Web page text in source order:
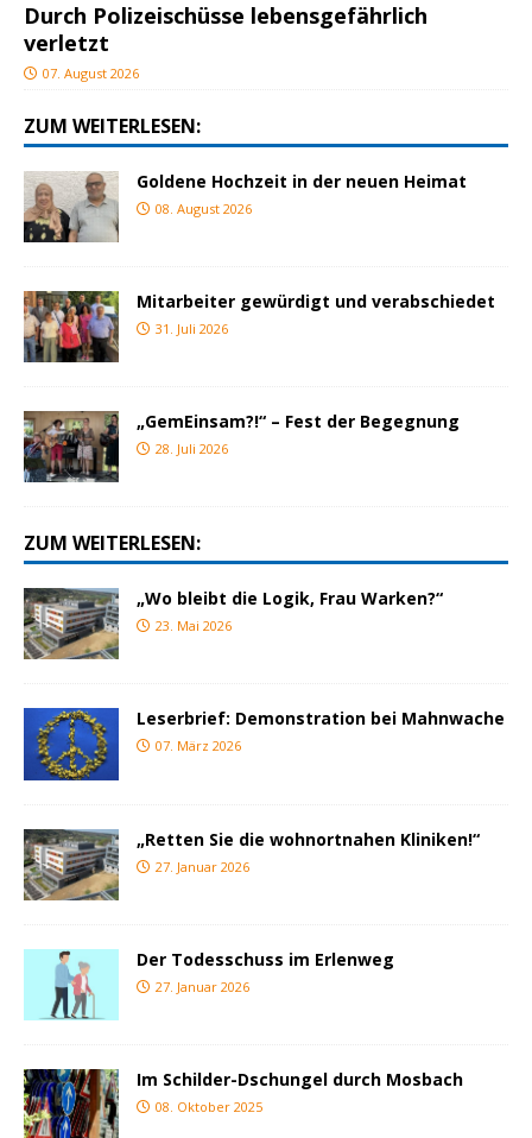
Durch Polizeischüsse lebensgefährlich
verletzt
07. August 2026
ZUM WEITERLESEN:
Goldene Hochzeit in der neuen Heimat
08. August 2026
Mitarbeiter gewürdigt und verabschiedet
31. Juli 2026
„GemEinsam?!“ – Fest der Begegnung
28. Juli 2026
ZUM WEITERLESEN:
„Wo bleibt die Logik, Frau Warken?“
23. Mai 2026
Leserbrief: Demonstration bei Mahnwache
07. März 2026
„Retten Sie die wohnortnahen Kliniken!“
27. Januar 2026
Der Todesschuss im Erlenweg
27. Januar 2026
Im Schilder-Dschungel durch Mosbach
08. Oktober 2025